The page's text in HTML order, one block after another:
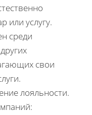
или услугу.
среди
свои
лояльности.